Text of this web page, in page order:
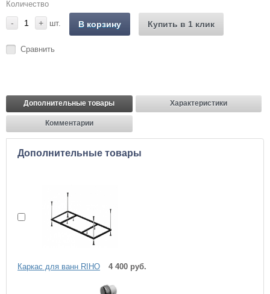
Количество
- + шт. В корзину Купить в 1 клик
Сравнить
Дополнительные товары Характеристики
Комментарии
Дополнительные товары
Каркас для ванн RIHO 4 400 руб.